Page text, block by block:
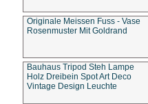
Originale Meissen Fuss - Vase
Rosenmuster Mit Goldrand
Bauhaus Tripod Steh Lampe
Holz Dreibein Spot Art Deco
Vintage Design Leuchte